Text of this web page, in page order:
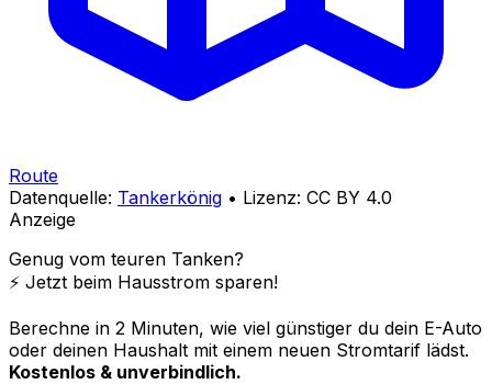
Route
Datenquelle: Tankerkönig • Lizenz: CC BY 4.0
Anzeige
Genug vom teuren Tanken?
⚡️ Jetzt beim Hausstrom sparen!
Berechne in 2 Minuten, wie viel günstiger du dein E-Auto
oder deinen Haushalt mit einem neuen Stromtarif lädst.
Kostenlos & unverbindlich.